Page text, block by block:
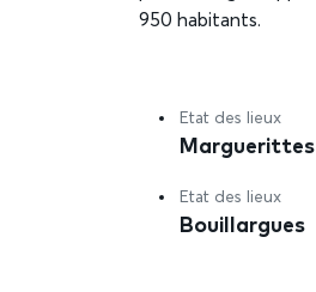
950 habitants.
Etat des lieux
Marguerittes
Etat des lieux
Bouillargues